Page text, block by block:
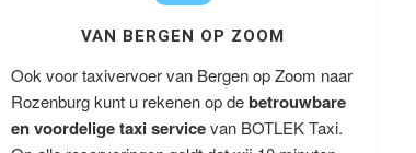
VAN BERGEN OP ZOOM
Ook voor taxivervoer van Bergen op Zoom naar
Rozenburg kunt u rekenen op debetrouwbare
en voordelige taxi servicevan BOTLEK Taxi.